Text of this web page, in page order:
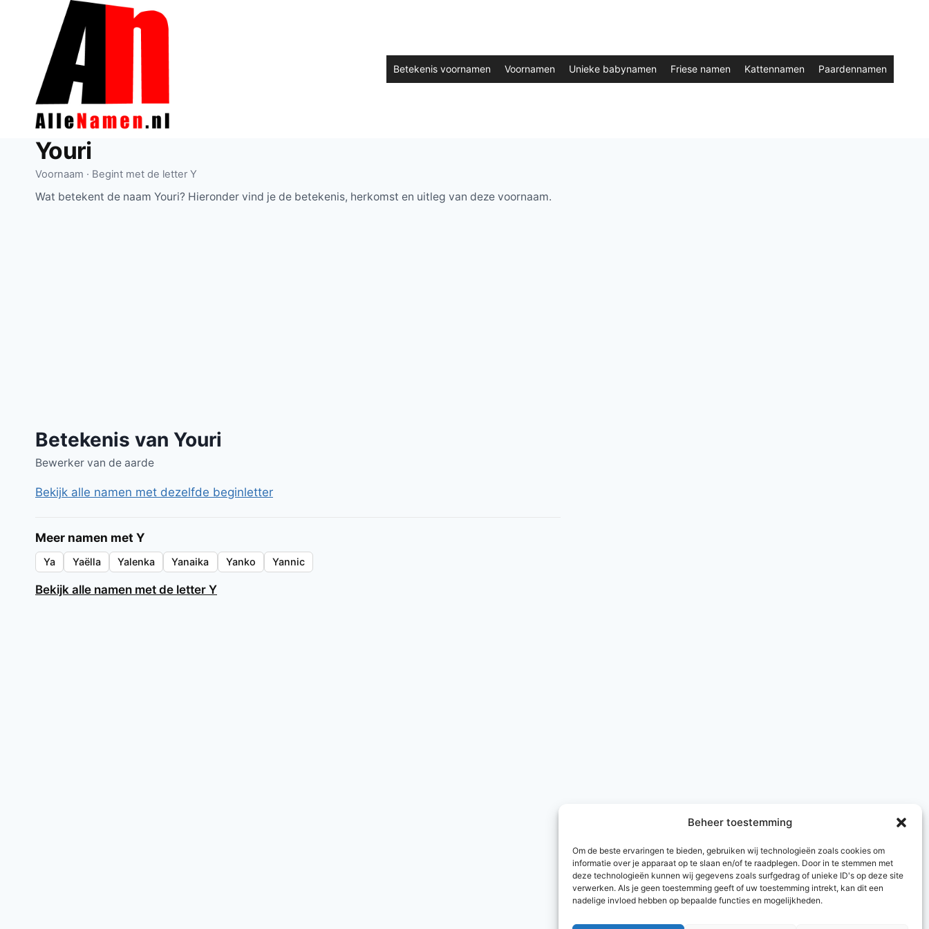
Beheer toestemming
Om de beste ervaringen te bieden, gebruiken wij technologieën zoals cookies om
informatie over je apparaat op te slaan en/of te raadplegen. Door in te stemmen met
deze technologieën kunnen wij gegevens zoals surfgedrag of unieke ID's op deze site
verwerken. Als je geen toestemming geeft of uw toestemming intrekt, kan dit een
nadelige invloed hebben op bepaalde functies en mogelijkheden.
Betekenis voornamen Voornamen Unieke babynamen Friese namen Kattennamen Paardennamen
Youri
Voornaam · Begint met de letter Y
Wat betekent de naam Youri? Hieronder vind je de betekenis, herkomst en uitleg van deze voornaam.
Betekenis van Youri
Bewerker van de aarde
Bekijk alle namen met dezelfde beginletter
Meer namen met Y
Ya Yaëlla Yalenka Yanaika Yanko Yannic
Bekijk alle namen met de letter Y